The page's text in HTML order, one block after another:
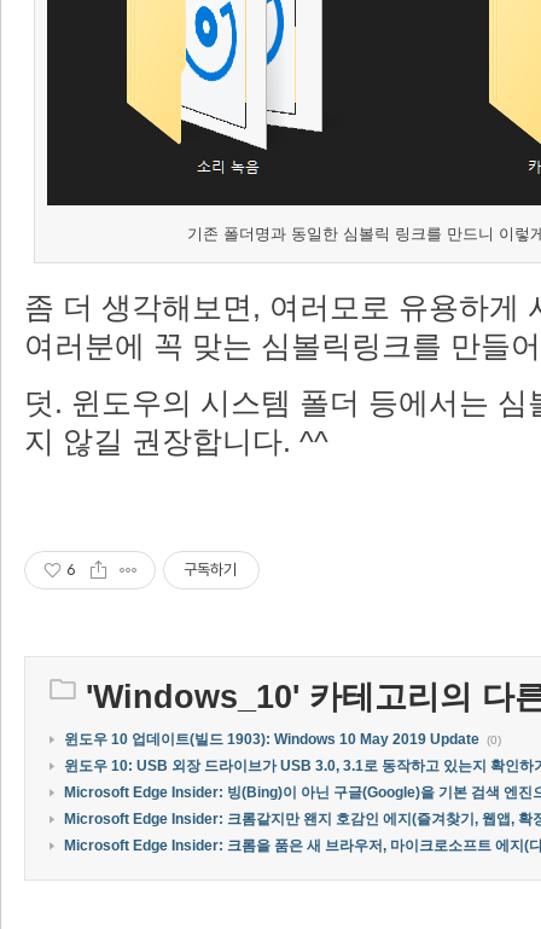
기존 폴더명과 동일한 심볼릭 링크를 만드니 이렇
좀 더 생각해보면, 여러모로 유용하게
여러분에 꼭 맞는 심볼릭링크를 만들
덧. 윈도우의 시스템 폴더 등에서는 심
지 않길 권장합니다. ^^
6 구독하기
'Windows_10' 카테고리의 다
윈도우 10 업데이트(빌드 1903): Windows 10 May 2019 Update (0)
윈도우 10: USB 외장 드라이브가 USB 3.0, 3.1로 동작하고 있는지 확인하
Microsoft Edge Insider: 빙(Bing)이 아닌 구글(Google)을 기본 검색 엔진
Microsoft Edge Insider: 크롬같지만 왠지 호감인 에지(즐겨찾기, 웹앱, 확
Microsoft Edge Insider: 크롬을 품은 새 브라우저, 마이크로소프트 에지(